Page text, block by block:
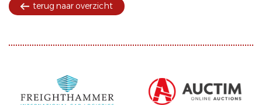
terug naar overzicht